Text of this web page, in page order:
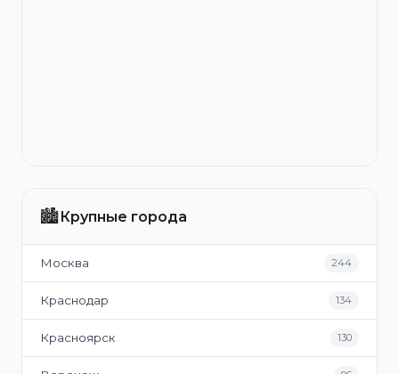
🏙️Крупные города
Москва 244
Краснодар 134
Красноярск 130